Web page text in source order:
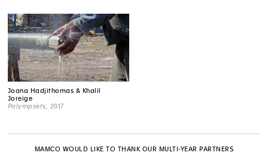
Joana Hadjithomas & Khalil
Joreige
Palympsets , 2017
MAMCO WOULD LIKE TO THANK OUR MULTI-YEAR PARTNERS